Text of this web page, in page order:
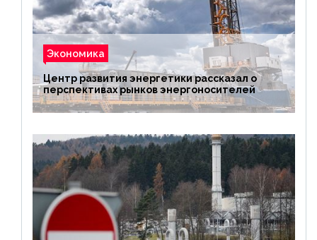
Экономика
Центр развития энергетики рассказал о
перспективах рынков энергоносителей